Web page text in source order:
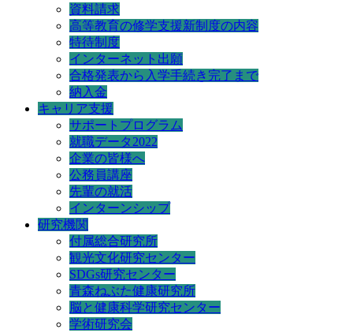
資料請求
高等教育の修学支援新制度の内容
特待制度
インターネット出願
合格発表から入学手続き完了まで
納入金
キャリア支援
サポートプログラム
就職データ2022
企業の皆様へ
公務員講座
先輩の就活
インターンシップ
研究機関
付属総合研究所
観光文化研究センター
SDGs研究センター
青森ねぶた健康研究所
脳と健康科学研究センター
学術研究会